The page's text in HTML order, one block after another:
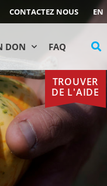
CONTACTEZ NOUS EN
DON FAQ
TROUVER
DE L'AIDE